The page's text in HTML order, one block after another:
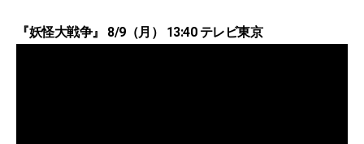
『妖怪大戦争』 8/9（月） 13:40 テレビ東京